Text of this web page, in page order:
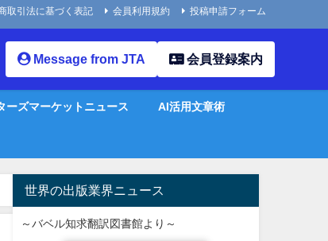
取引法に基づく表記 会員利用規約 投稿申請フォーム
Message from JTA 会員登録案内
ーズマーケットニュース AI活用文章術
世界の出版業界ニュース
～バベル知求翻訳図書館より～